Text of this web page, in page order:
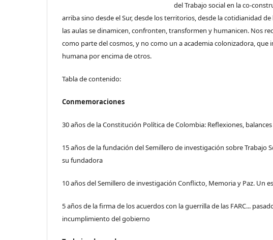
del Trabajo social en la co-
arriba sino desde el Sur, desde los territorios, desde la cotidianidad
las aulas se dinamicen, confronten, transformen y humanicen. Nos
como parte del cosmos, y no como un a academia colonizadora,
humana por encima de otros.
Tabla de contenido:
Conmemoraciones
30 años de la Constitución Política de Colombia: Reflexiones,
15 años de la fundación del Semillero de investigación sobre
su fundadora
10 años del Semillero de investigación Conflicto, Memoria y Paz. Un
5 años de la firma de los acuerdos con la guerrilla de las FARC...
incumplimiento del gobierno